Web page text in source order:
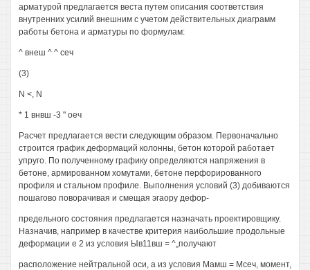
арматурой предлагается веста путем описания соответствия
внутренних усилий внешним с учетом действительных диаграмм
работы бетона и арматуры по формулам:
^ внеш ^ ^ сеч
(3)
N <, N
* 1 внвш -3 " оеч
Расчет предлагается вести следующим образом. Первоначально
строится график деформаций колонны, бетон которой работает
упруго. По полученному графику определяются напряжения в
бетоне, армированном хомутами, бетоне перфорированного
профиля и стальном профиле. Выполнения условий (3) добиваются
пошагово поворачивая и смещая эгаору дефор-
предельного состояния предлагается назначать проектировщику.
Назначив, например в качестве критерия наибольшие продольные
деформации е 2 из условия Ыв11вш = ^„получают
расположение нейтральной оси, а из условия Мамш = Мсеч, момент,